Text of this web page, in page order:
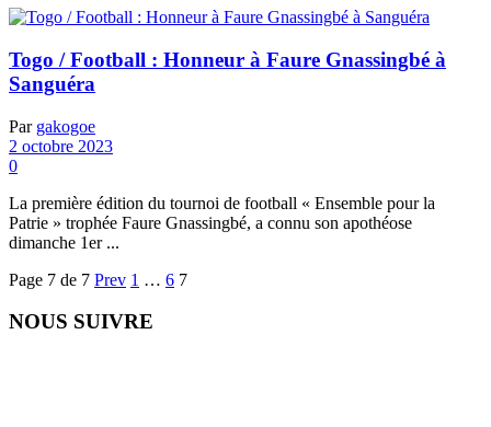
Togo / Football : Honneur à Faure Gnassingbé à
Sanguéra
Par gakogoe
2 octobre 2023
0
La première édition du tournoi de football « Ensemble pour la
Patrie » trophée Faure Gnassingbé, a connu son apothéose
dimanche 1er ...
Page 7 de 7 Prev 1 … 6 7
NOUS SUIVRE